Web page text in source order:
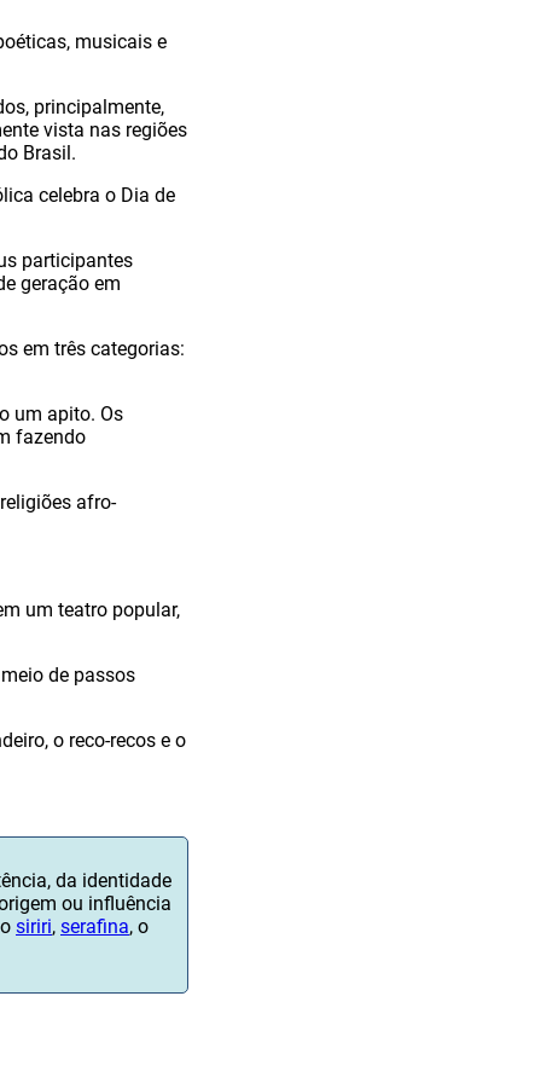
musicais e
principalmente,
vista nas regiões
Brasil.
celebra o Dia de
participantes
geração em
em três categorias:
um apito. Os
fazendo
afro-
um teatro popular,
de passos
o reco-recos e o
da identidade
ou influência
siriri, serafina, o